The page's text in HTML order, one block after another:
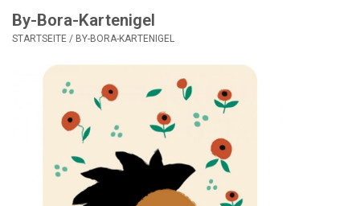
SALE
Geschenke
By-Bora-Kartenigel
STARTSEITE / BY-BORA-KARTENIGEL